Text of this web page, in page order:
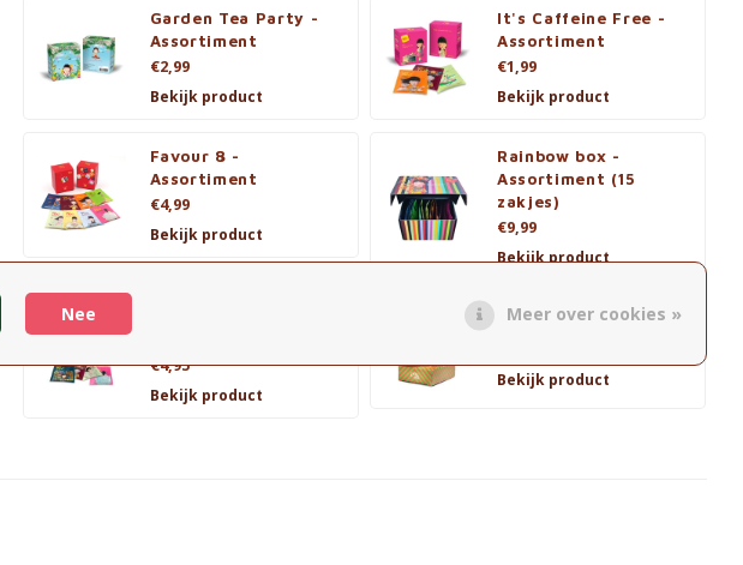
Garden Tea Party -
Assortiment
€2,99
Bekijk product
It's Caffeine Free -
Assortiment
€1,99
Bekijk product
Favour 8 -
Assortiment
€4,99
Bekijk product
Rainbow box -
Assortiment (15
zakjes)
€9,99
Bekijk product
€4,95
Bekijk product
Winter Wonder Tea
Bekijk product
Nee Meer over cookies »